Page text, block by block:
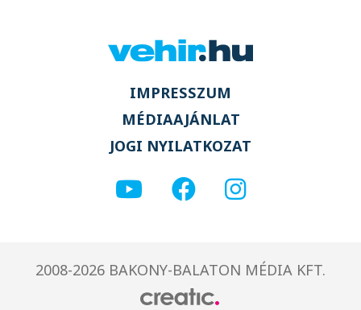
IMPRESSZUM
MÉDIAAJÁNLAT
JOGI NYILATKOZAT
2008-2026 BAKONY-BALATON MÉDIA KFT.